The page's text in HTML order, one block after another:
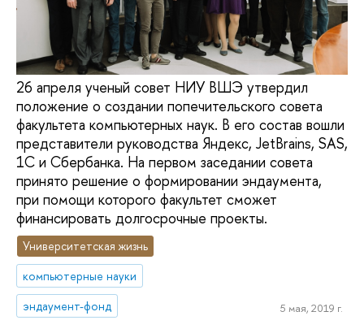
26 апреля ученый совет НИУ ВШЭ утвердил
положение о создании попечительского совета
факультета компьютерных наук. В его состав вошли
представители руководства Яндекс, JetBrains, SAS,
1С и Сбербанка. На первом заседании совета
принято решение о формировании эндаумента,
при помощи которого факультет сможет
финансировать долгосрочные проекты.
Университетская жизнь
компьютерные науки
эндаумент-фонд
5 мая, 2019 г.